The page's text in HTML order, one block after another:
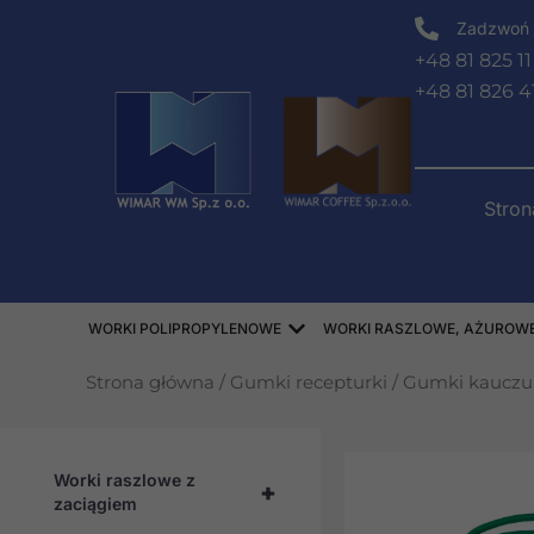
Zadzwoń
+48 81 825
+48 81 826
WORKI POLIPROPYLENOWE Open WORKI
WORKI RASZLOWE,
Strona główna / Gumki recepturki / Gumki
+
Worki raszlowe z
zaciągiem